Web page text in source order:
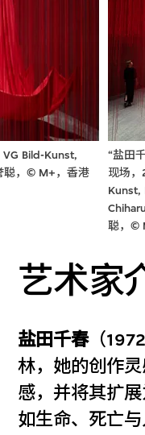
“盐田
现场
Kunst,
聪，©
Bild-Kunst,
聪，© M+，香港
艺术家
盐田千春（
林，她的创作
感，并将其扩展
如生命、死亡